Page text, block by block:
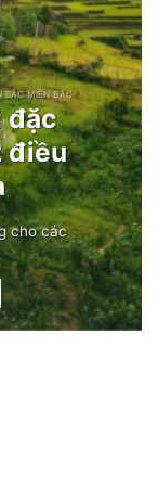
BẮC MIỀN BẮC
đặc
điều
cho các